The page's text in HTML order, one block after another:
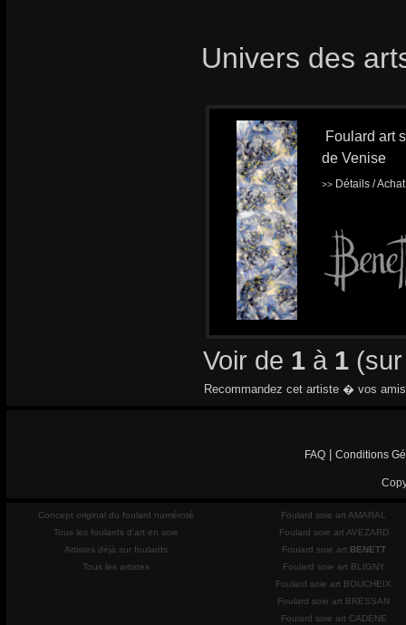
Univers des
Foulard art
de Venise
>> Détails /
Voir de 1 à 1
Recommandez cet artiste � vos
FAQ Conditions
Concept original du foulard numéroté
Tous les foulards d'art en soie
Artistes déjà sur foulards
Tous les artistes
Foulard soie art AMARAL
Foulard soie art AVEZARD
Foulard soie art BENETT
Foulard soie art BLIGNY
Foulard soie art BOUCHEIX
Foulard soie art BRESSAN
Foulard soie art CADENE